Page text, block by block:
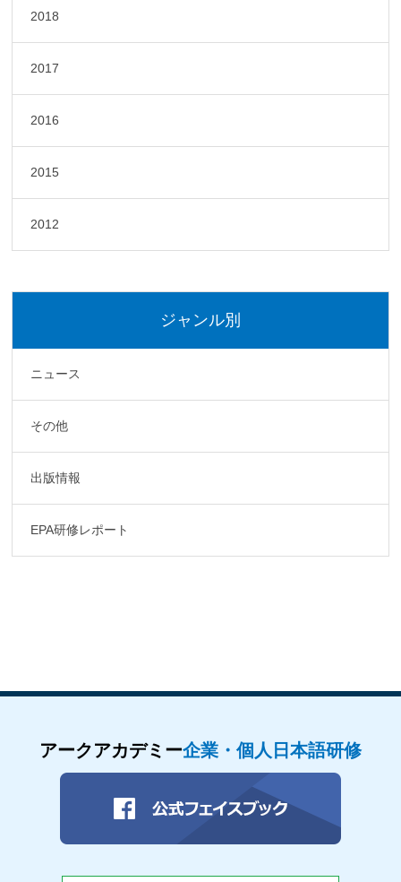
2018
2017
2016
2015
2012
ジャンル別
ニュース
その他
出版情報
EPA研修レポート
アークアカデミー企業・個人日本語研修